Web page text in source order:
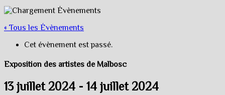
« Tous les Évènements
Cet évènement est passé.
Exposition des artistes de Malbosc
13 juillet 2024 - 14 juillet 2024